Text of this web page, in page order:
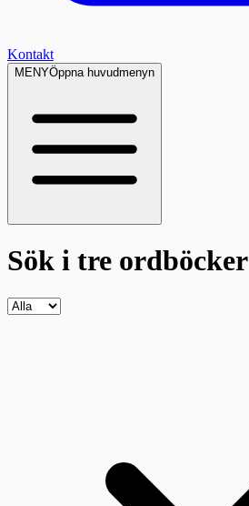
Kontakt
MENYÖppna huvudmenyn
Sök i tre ordböcker